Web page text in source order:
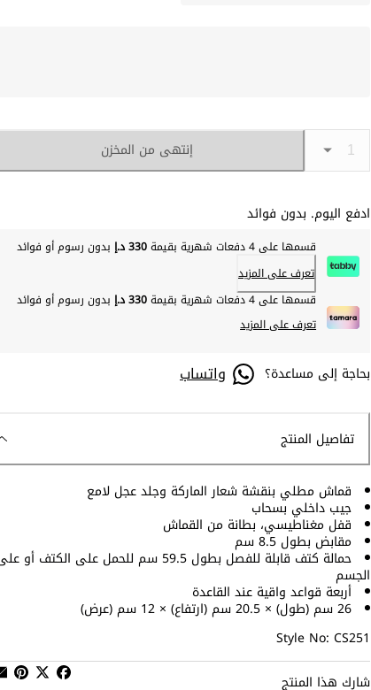
إنتهى من المخزن
ادفع اليوم. بدون فوائد
قسمها على 4 دفعات شهرية بقيمة 330 د.إ
بدون رسوم أو فوائد
تعرف على المزيد
قسمها على 4 دفعات شهرية بقيمة
330 د.إ
بدون رسوم أو فوائد
تعرف على المزيد
بحاجة إلى مساعدة؟ واتساب
تفاصيل المنتج
قماش مطلي بنقشة شعار الماركة وجلد عجل لامع
جيب داخلي بسحاب
قفل مغناطيسي، بطانة من القماش
مقابض بطول 8.5 سم
حمالة كتف قابلة للفصل بطول 59.5 سم للحمل على الكتف أو
الجسم
أربعة قواعد واقية عند القاعدة
26 سم (طول) × 20.5 سم (ارتفاع) × 12 سم (عرض)
Style No: CS251
شارك هذا المنتج